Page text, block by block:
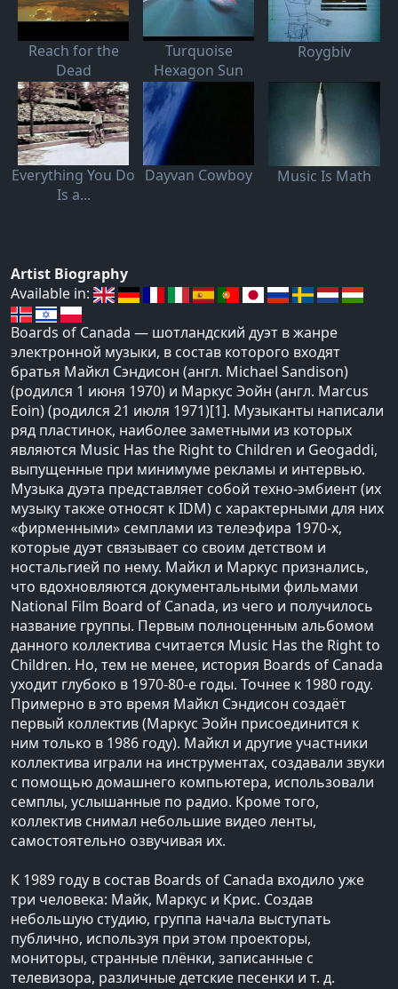
Reach for the
Dead
Turquoise
Hexagon Sun
Roygbiv
Everything You Do
Is a...
Dayvan Cowboy Music Is Math
Artist Biography
Available in:
Boards of Canada — шотландский дуэт в жанре
электронной музыки, в состав которого входят
братья Майкл Сэндисон (англ. Michael Sandison)
(родился 1 июня 1970) и Маркус Эойн (англ. Marcus
Eoin) (родился 21 июля 1971)[1]. Музыканты написали
ряд пластинок, наиболее заметными из которых
являются Music Has the Right to Children и Geogaddi,
выпущенные при минимуме рекламы и интервью.
Музыка дуэта представляет собой техно-эмбиент (их
музыку также относят к IDM) с характерными для них
«фирменными» семплами из телеэфира 1970-х,
которые дуэт связывает со своим детством и
ностальгией по нему. Майкл и Маркус признались,
что вдохновляются документальными фильмами
National Film Board of Canada, из чего и получилось
название группы. Первым полноценным альбомом
данного коллектива считается Music Has the Right to
Children. Но, тем не менее, история Boards of Canada
уходит глубоко в 1970-80-е годы. Точнее к 1980 году.
Примерно в это время Майкл Сэндисон создаёт
первый коллектив (Маркус Эойн присоединится к
ним только в 1986 году). Майкл и другие участники
коллектива играли на инструментах, создавали звуки
с помощью домашнего компьютера, использовали
семплы, услышанные по радио. Кроме того,
коллектив снимал небольшие видео ленты,
самостоятельно озвучивая их.
К 1989 году в состав Boards of Canada входило уже
три человека: Майк, Маркус и Крис. Создав
небольшую студию, группа начала выступать
публично, используя при этом проекторы,
мониторы, странные плёнки, записанные с
телевизора, различные детские песенки и т. д.